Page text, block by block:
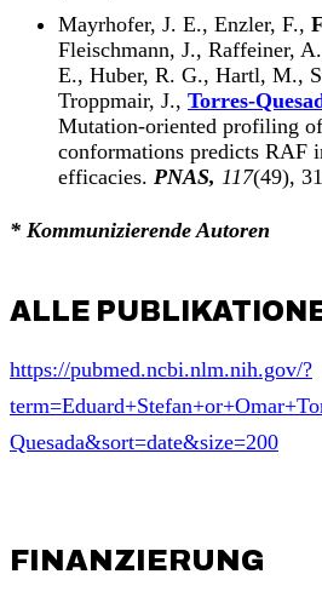
Mayrhofer, J. E., Enzler, F.,
Fleischmann, J., Raffeiner,
E., Huber, R. G., Hartl, M.,
Troppmair, J., Torres-
Mutation-oriented profiling
conformations predicts RAF
efficacies. PNAS, 117(49),
* Kommunizierende Autoren
ALLE
https://pubmed.ncbi.nlm.nih.gov/?
Quesada&sort=date&size=200
FINANZIERUNG